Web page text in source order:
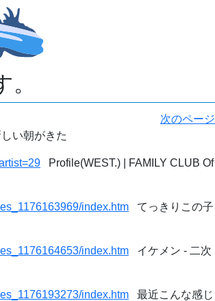
次のページ
い朝がきた
Profile(WEST.) | FAMILY CLUB Of
index.htm てっきりこの子
index.htm イケメン - 二次
index.htm 最近こんな感じ